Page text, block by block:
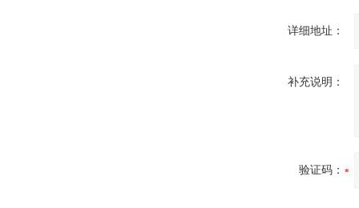
详细地址：
补充说明：
验证码：